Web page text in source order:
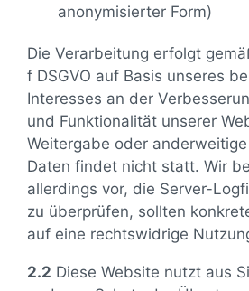
anonymisierter Form)
Die Verarbeitung erfolgt
f DSGVO auf Basis unseres
Interesses an der
und Funktionalität unserer
Weitergabe oder
Daten findet nicht statt. Wir
allerdings vor, die Server-
zu überprüfen, sollten
auf eine rechtswidrige
2.2 Diese Website nutzt aus